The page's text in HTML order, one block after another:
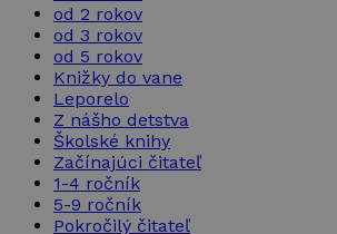
od 2 rokov
od 3 rokov
od 5 rokov
Knižky do vane
Leporelo
Z nášho detstva
Školské knihy
Začínajúci čitateľ
1-4 ročník
5-9 ročník
Pokročilý čitateľ